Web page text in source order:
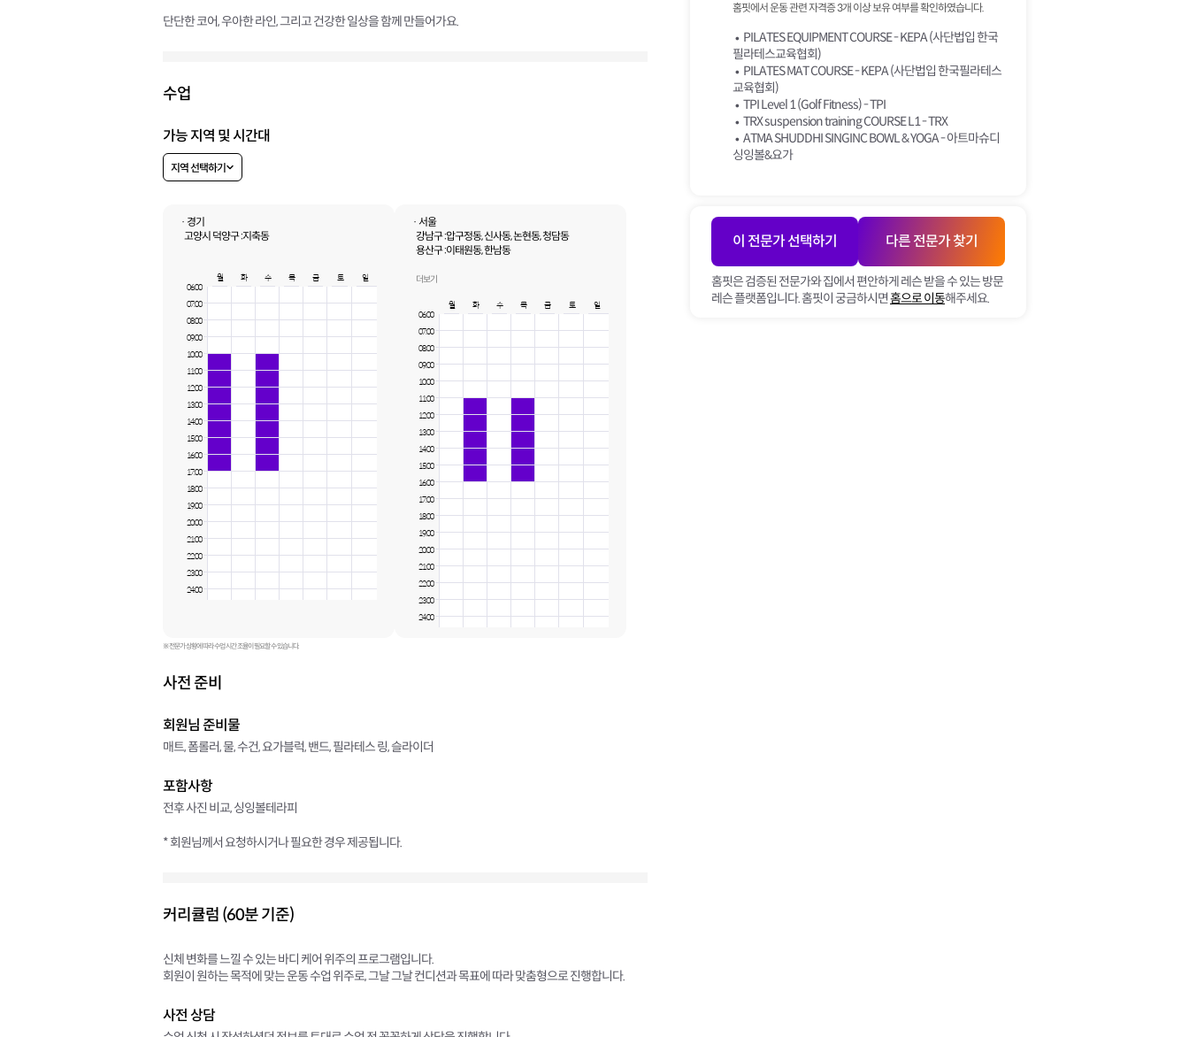
단단한 코어, 우아한 라인, 그리고 건강한 일상을 함께 만들어가요.
수업
가능 지역 및 시간대
지역 선택하기
· 경기
고양시 덕양구 :지축동
월 화 수 목 금 토
일
06:00
07:00
08:00
09:00
10:00
11:00
12:00
13:00
14:00
15:00
16:00
17:00
18:00
19:00
20:00
21:00
22:00
23:00
24:00
· 서울
강남구 :압구정동, 신사동, 논현동, 청담동
용산구 :이태원동, 한남동
더보기
월 화 수 목 금 토
일
06:00
07:00
08:00
09:00
10:00
11:00
12:00
13:00
14:00
15:00
16:00
17:00
18:00
19:00
20:00
21:00
22:00
23:00
24:00
※ 전문가 상황에 따라 수업 시간 조율이 필요할 수 있습니다.
사전 준비
회원님 준비물
매트, 폼롤러, 물, 수건, 요가블럭, 밴드, 필라테스 링, 슬라이더
포함사항
전후 사진 비교, 싱잉볼테라피
* 회원님께서 요청하시거나 필요한 경우 제공됩니다.
커리큘럼 (60분 기준)
신체 변화를 느낄 수 있는 바디 케어 위주의 프로그램입니다.
회원이 원하는 목적에 맞는 운동 수업 위주로, 그날 그날 컨디션과 목표에 따라 맞춤형으로 진행합니다.
사전 상담
홈핏에서 운동 관련 자격증 3개 이상 보유 여부를 확인하였습니다.
PILATES EQUIPMENT COURSE - KEPA (사단법입 한국
필라테스교육협회)
PILATES MAT COURSE - KEPA (사단법입 한국필라테스
교육협회)
TPI Level 1 (Golf Fitness) - TPI
TRX suspension training COURSE L1 - TRX
ATMA SHUDDHI SINGINC BOWL & YOGA - 아트마슈디
싱잉볼&요가
이 전문가 선택하기 다른 전문가 찾기
홈핏은 검증된 전문가와 집에서 편안하게 레슨 받을 수 있는 방문
레슨 플랫폼입니다. 홈핏이 궁금하시면홈으로 이동해주세요.